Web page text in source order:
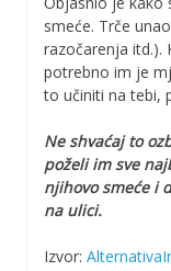
smeće. Trče
razočarenja itd.).
potrebno im je
to učiniti na tebi,
Ne shvaćaj to
poželi im sve
njihovo smeće i
na ulici.
Izvor: